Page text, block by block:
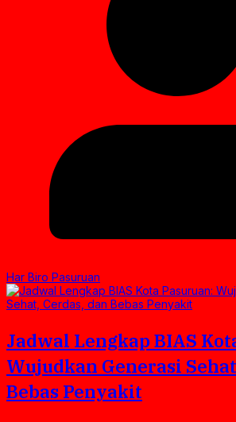
Har Biro Pasuruan
Jadwal Lengkap BIAS
Wujudkan Generasi
Bebas Penyakit